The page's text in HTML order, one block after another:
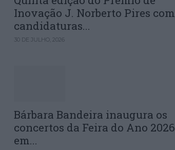
Inovação J. Norberto Pires com
candidaturas...
30 DE JULHO, 2026
Bárbara Bandeira inaugura os
concertos da Feira do Ano 2026
em...